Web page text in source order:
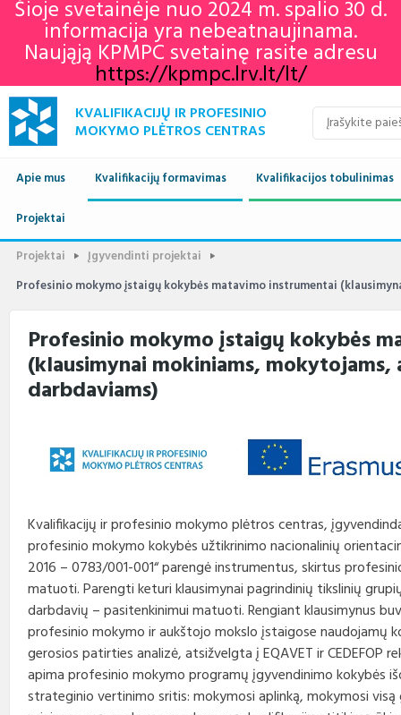
Šioje svetainėje nuo 2024 m. spalio 30 d.
informacija yra nebeatnaujinama.
Naująją KPMPC svetainę rasite adresu
https://kpmpc.lrv.lt/lt/
KVALIFIKACIJŲ IR PROFESINIO
MOKYMO PLĖTROS CENTRAS
Apie mus
Naujienos
archyvas
Apie mus
Nuostatai
Planavimo dokumentai
Biudžeto vykdymo ataskaitų
rinkiniai
Finansinių ataskaitų rinkiniai
Paskatinimai ir
apdovanojimai
Darbo užmokestis
Konkursai
Karjera
Struktūra ir kontaktai Klientų aptarnavimas
Struktūra
Vadovų darbotvarkės
Tarybos, komisijos ir
komitetai
Paslaugos
Korupcijos prevencija
Interneto svetainės atitikties
paraiška
Kvalifikacijų formavimas
LTKS ir EKS
Standartai
standartai
Informacija
rengėjams
Naudingos nuorodos
Terminų žodynas
Kvalifikacijos tobulinimas
renginius
Projektai
Vykdomi projektai
Projektai
Įgyvendinti projektai
Profesinio mokymo įstaigų kokybės matavimo instrumentai
Profesinio mokymo įstaigų kokybės
(klausimynai mokiniams, mokytojams,
darbdaviams)
Kvalifikacijų ir profesinio mokymo plėtros centras,
profesinio mokymo kokybės užtikrinimo nacionalinių
2016 – 0783/001-001“ parengė instrumentus, skirtus
matuoti. Parengti keturi klausimynai pagrindinių tikslinių
darbdavių – pasitenkinimui matuoti. Rengiant klausimynus
profesinio mokymo ir aukštojo mokslo įstaigose naudojamų
gerosios patirties analizė, atsižvelgta į EQAVET ir CEDEFOP
apima profesinio mokymo programų įgyvendinimo kokybės
strateginio vertinimo sritis: mokymosi aplinką, mokymosi